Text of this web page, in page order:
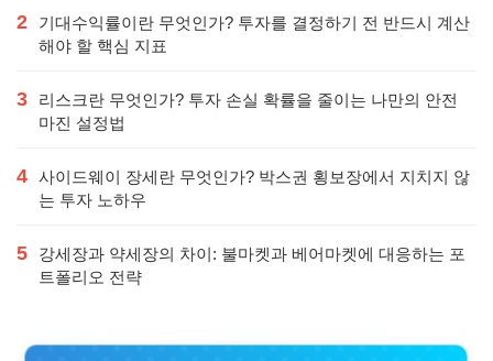
2
기대수익률이란 무엇인가? 투자를 결정하기 전 반드시 계산
해야 할 핵심 지표
3
리스크란 무엇인가? 투자 손실 확률을 줄이는 나만의 안전
마진 설정법
4 사이드웨이 장세란 무엇인가? 박스권 횡보장에서 지치지 않
는 투자 노하우
5
강세장과 약세장의 차이: 불마켓과 베어마켓에 대응하는 포
트폴리오 전략